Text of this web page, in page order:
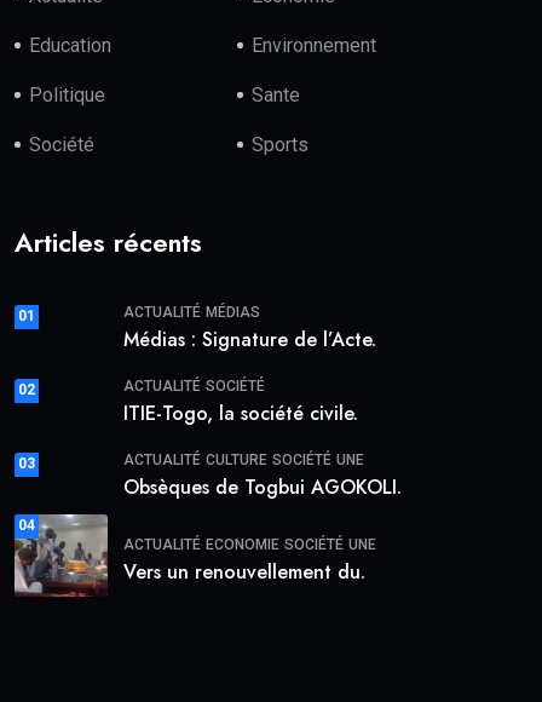
Education Environnement
Politique Sante
Société Sports
Articles récents
01 ACTUALITÉ MÉDIAS
Médias : Signature de l’Acte.
02 ACTUALITÉ SOCIÉTÉ
ITIE-Togo, la société civile.
03 ACTUALITÉ CULTURE SOCIÉTÉ UNE
Obsèques de Togbui AGOKOLI.
04
ACTUALITÉ ECONOMIE SOCIÉTÉ UNE
Vers un renouvellement du.